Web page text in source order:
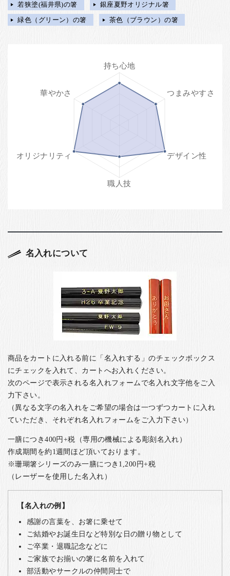
若狭塗(福井県)の箸
銀座夏野オリジナル箸
緑色（グリーン）の箸
茶色（ブラウン）の箸
名入れについて
商品をカートに入れる前に「名入れする」のチェックボックス
にチェックを入れて、カートへお入れください。
次のページで表示される名入れフォームで名入れ文字他をご入
力下さい。
（異なる文字の名入れをご希望の場合は一つずつカートに入れ
ていただき、それぞれ名入れフォームをご入力下さい）
一膳につき400円+税（専用の機械による彫刻名入れ）
作成期間を約1週間ほど頂いております。
※珊瑚箸シリーズのみ一膳につき1,200円+税
（レーザーを使用した名入れ）
【名入れの例】
感謝の言葉を、お箸に乗せて
ご結婚やお誕生日など特別な日の贈り物として
ご卒業・退職記念などに
ご家族でお揃いの箸に名前を入れて
部活動やサークルの仲間同士で